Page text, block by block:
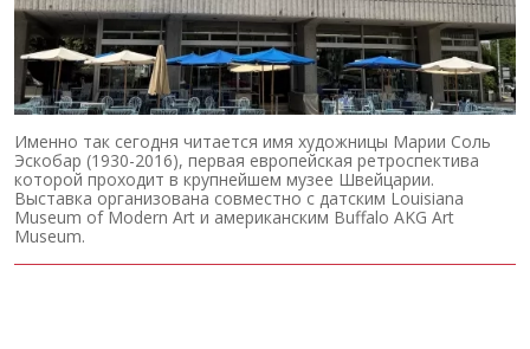
Именно так сегодня читается имя художницы Марии Соль
Эскобар (1930-2016), первая европейская ретроспектива
которой проходит в крупнейшем музее Швейцарии.
Выставка организована совместно с датским Louisiana
Museum of Modern Art и американским Buffalo AKG Art
Museum.